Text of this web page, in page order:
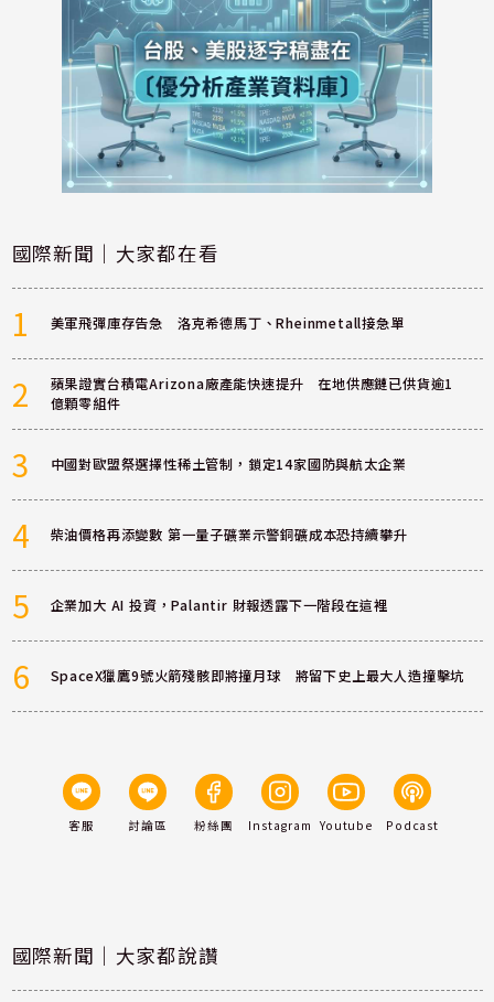
國際新聞｜大家都在看
1 美軍飛彈庫存告急 洛克希德馬丁、Rheinmetall接急單
2
蘋果證實台積電Arizona廠產能快速提升 在地供應鏈已供貨逾1
億顆零組件
3 中國對歐盟祭選擇性稀土管制，鎖定14家國防與航太企業
4 柴油價格再添變數 第一量子礦業示警銅礦成本恐持續攀升
5 企業加大 AI 投資，Palantir 財報透露下一階段在這裡
6 SpaceX獵鷹9號火箭殘骸即將撞月球 將留下史上最大人造撞擊坑
客服 討論區 粉絲團 Instagram Youtube Podcast
國際新聞｜大家都說讚